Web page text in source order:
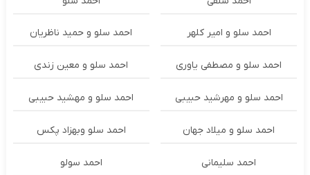
احمد سلو و امیر کلهر احمد سلو و حمید ناظریان
احمد سلو و مصطفی یاوری احمد سلو و معین زندی
احمد سلو و مهرشید حبیبی احمد سلو و مهشید حبیبی
احمد سلو و میلاد جهان احمد سلو وبهزاد پکس
احمد سلیمانی احمد سولو